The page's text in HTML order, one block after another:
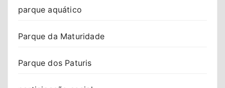
parque aquático
Parque da Maturidade
Parque dos Paturis